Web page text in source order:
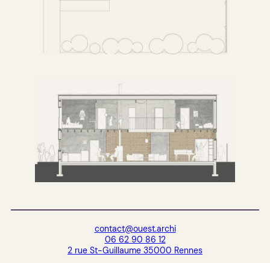
contact@ouest.archi
06 62 90 86 12
2 rue St-Guillaume 35000 Rennes